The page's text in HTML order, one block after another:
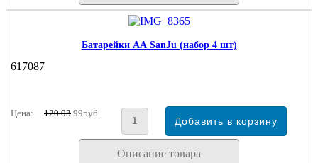
Батарейки АА SanJu (набор 4 шт)
617087
Цена: 120.03 99руб.
Описание товара